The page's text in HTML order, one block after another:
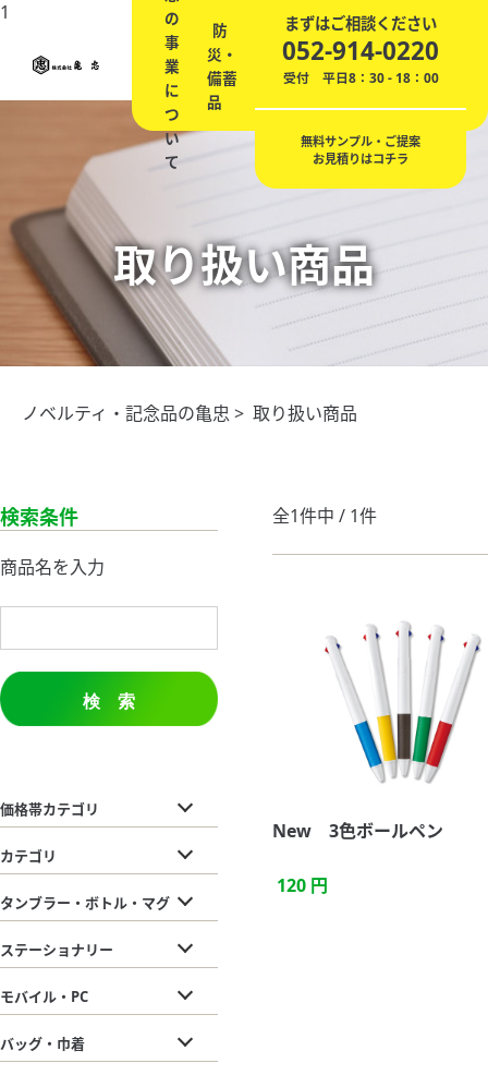
1
の
事
業
に
つ
い
て
防
災・
備蓄
品
ィ
記
念
贈
答
品
エ
ネ
の
ご
提
案
社
概
まずはご相談ください
052-914-0220
受付 平日8：30 - 18：00
無料サンプル・ご提案
お見積りはコチラ
取り扱い商品
ノベルティ・記念品の亀忠 > 取り扱い商品
全1件中 / 1件
New 3色ボールペン
120 円
検索条件
商品名を入力
検 索
価格帯カテゴリ
カテゴリ
タンブラー・ボトル・マグ
ステーショナリー
モバイル・PC
バッグ・巾着